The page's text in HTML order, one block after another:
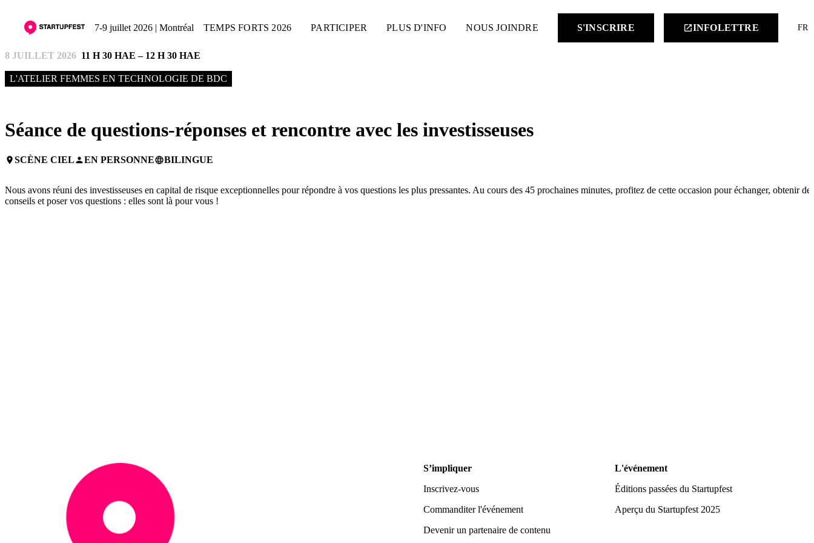
7-9 juillet 2026 | Montréal TEMPS FORTS 2026 PARTICIPER PLUS D'INFO NOUS JOINDRE S'INSCRIRE launchINFOLETTRE FR
8 JUILLET 2026 11 H 30 HAE – 12 H 30 HAE
L'ATELIER FEMMES EN TECHNOLOGIE DE BDC
Séance de questions-réponses et rencontre avec les investisseuses
placeSCÈNE CIELpersonEN PERSONNElanguageBILINGUE
Nous avons réuni des investisseuses en capital de risque exceptionnelles pour répondre à vos questions les plus pressantes. Au cours des 45 prochaines minutes, profitez de cette occasion pour échanger, obtenir des
conseils et poser vos questions : elles sont là pour vous !
S’impliquer
Inscrivez-vous
Commanditer l'événement
Devenir un partenaire de contenu
L'événement
Éditions passées du Startupfest
Aperçu du Startupfest 2025